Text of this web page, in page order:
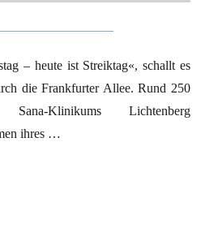
– heute ist Streiktag«, schallt es
die Frankfurter Allee. Rund 250
Klinikums Lichtenberg
ihres …
geben 110 Prozent – ihr nicht mal